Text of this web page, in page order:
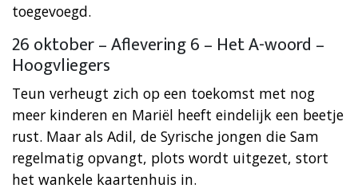
toegevoegd.
26 oktober – Aflevering 6 – Het A-woord –
Hoogvliegers
Teun verheugt zich op een toekomst met nog
meer kinderen en Mariël heeft eindelijk een beetje
rust. Maar als Adil, de Syrische jongen die Sam
regelmatig opvangt, plots wordt uitgezet, stort
het wankele kaartenhuis in.